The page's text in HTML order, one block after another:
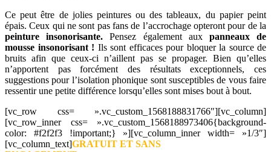
Ce peut être de jolies peintures ou des tableaux, du papier peint
épais. Ceux qui ne sont pas fans de l’accrochage opteront pour de la
peinture insonorisante. Pensez également aux panneaux de
mousse insonorisant ! Ils sont efficaces pour bloquer la source de
bruits afin que ceux-ci n’aillent pas se propager. Bien qu’elles
n’apportent pas forcément des résultats exceptionnels, ces
suggestions pour l’isolation phonique sont susceptibles de vous faire
ressentir une petite différence lorsqu’elles sont mises bout à bout.
[vc_row css= ».vc_custom_1568188831766″][vc_column]
[vc_row_inner css= ».vc_custom_1568188973406{background-
color: #f2f2f3 !important;} »][vc_column_inner width= »1/3″]
[vc_column_text]GRATUIT ET SANS